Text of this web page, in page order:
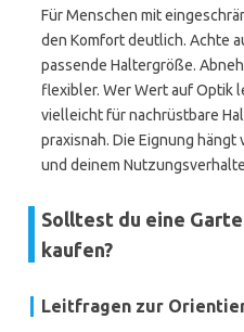
Für Menschen mit
den Komfort deutlich. Achte
passende Haltergröße.
flexibler. Wer Wert auf Optik
vielleicht für nachrüstbare
praxisnah. Die Eignung
und deinem
Solltest du eine
kaufen?
Leitfragen zur